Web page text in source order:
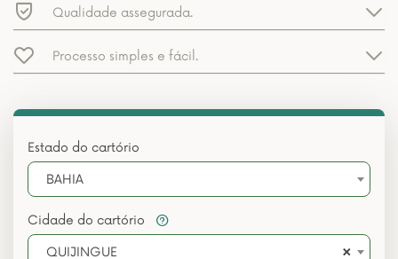
Qualidade assegurada.
Processo simples e fácil.
Estado do cartório
BAHIA
Cidade do cartório
×
QUIJINGUE